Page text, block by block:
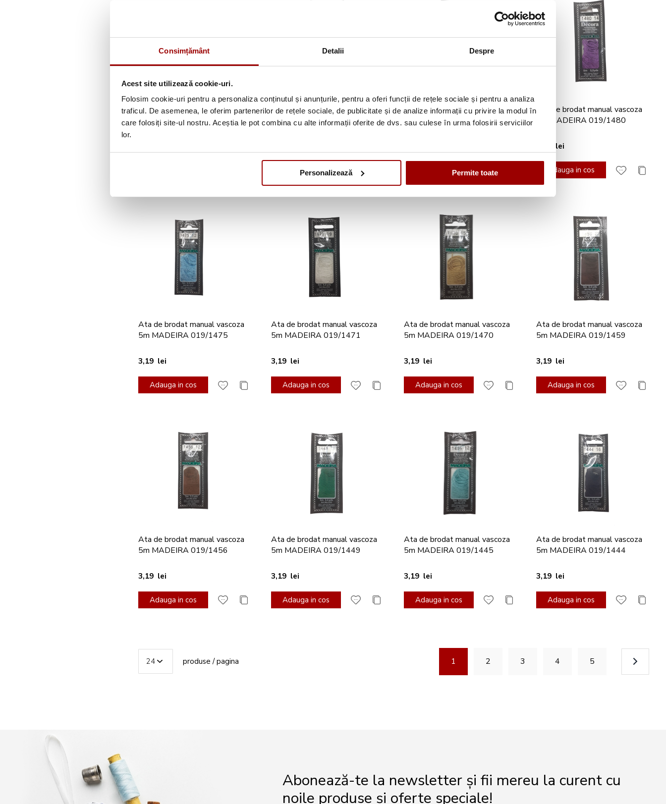
Consimțământ Detalii Despre
Acest site utilizează cookie-uri.
Folosim cookie-uri pentru a personaliza conținutul și anunțurile, pentru a oferi funcții de rețele sociale și pentru a analiza
traficul. De asemenea, le oferim partenerilor de rețele sociale, de publicitate și de analize informații cu privire la modul în
care folosiți site-ul nostru. Aceștia le pot combina cu alte informații oferite de dvs. sau culese în urma folosirii serviciilor
lor.
Personalizează Permite toate
Ata de brodat manual vascoza
5m MADEIRA 019/1511
Ata de brodat manual vascoza
5m MADEIRA 019/1506
Adauga in cos
Ata de brodat manual vascoza
5m MADEIRA 019/1501
Adauga in cos
Ata de brodat manual vascoza
5m MADEIRA 019/1480
3,19 lei
Adauga in cos
Ata de brodat manual vascoza
5m MADEIRA 019/1475
3,19 lei
Adauga in cos
Ata de brodat manual vascoza
5m MADEIRA 019/1471
3,19 lei
Adauga in cos
Ata de brodat manual vascoza
5m MADEIRA 019/1470
3,19 lei
Adauga in cos
Ata de brodat manual vascoza
5m MADEIRA 019/1459
3,19 lei
Adauga in cos
Ata de brodat manual vascoza
5m MADEIRA 019/1456
3,19 lei
Adauga in cos
Ata de brodat manual vascoza
5m MADEIRA 019/1449
3,19 lei
Adauga in cos
Ata de brodat manual vascoza
5m MADEIRA 019/1445
3,19 lei
Adauga in cos
Ata de brodat manual vascoza
5m MADEIRA 019/1444
3,19 lei
Adauga in cos
produse / pagina in acest moment cititi pagina
1 Pagina
2 Pagina
3 Pagina
4 Pagina
5
Abonează-te la newsletter și fii mereu la curent cu
noile produse și oferte speciale!